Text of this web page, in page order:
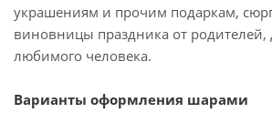
украшениям и прочим подаркам,
виновницы праздника от родителей,
любимого человека.
Варианты оформления шарами